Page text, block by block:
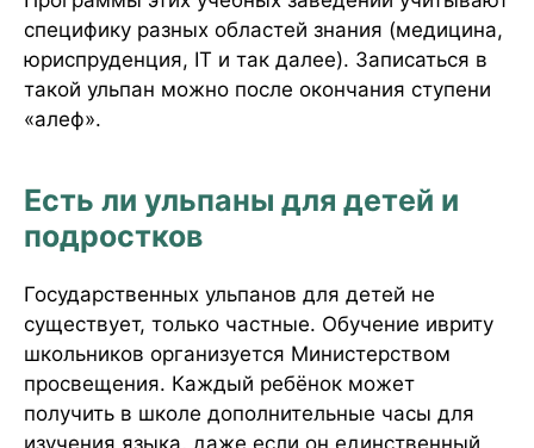
специфику разных областей знания (медицина,
юриспруденция, IT и так далее). Записаться в
такой ульпан можно после окончания ступени
«алеф».
Есть ли ульпаны для детей и
подростков
Государственных ульпанов для детей не
существует, только частные. Обучение ивриту
школьников организуется Министерством
просвещения. Каждый ребёнок может
получить в школе дополнительные часы для
изучения языка, даже если он единственный